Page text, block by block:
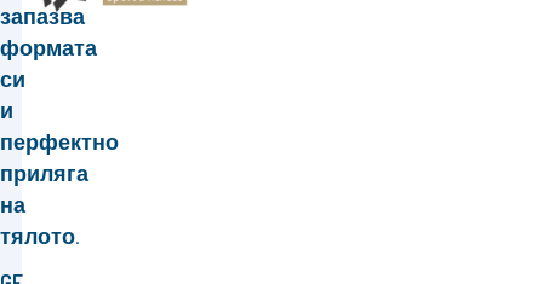
запазва
формата
си
и
перфектно
приляга
на
тялото.